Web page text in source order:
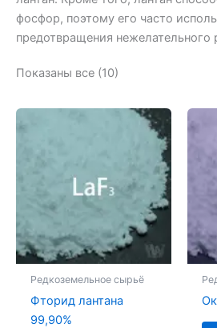
фосфор, поэтому его часто
предотвращения нежелательного
Показаны все (10)
Редкоземельное сырьё
Фторид лантана
99,90%